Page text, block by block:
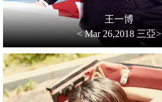
王一博
< Mar 26,2018 三亞>